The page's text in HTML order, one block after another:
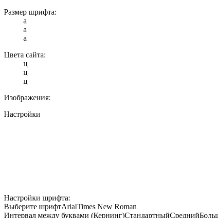
Размер шрифта:
a
a
a
Цвета сайта:
ц
ц
ц
Изображения:
Настройки
Настройки шрифта:
Выберите шрифтArialTimes New Roman
Интервал между буквами (Кернинг)СтандартныйСредний